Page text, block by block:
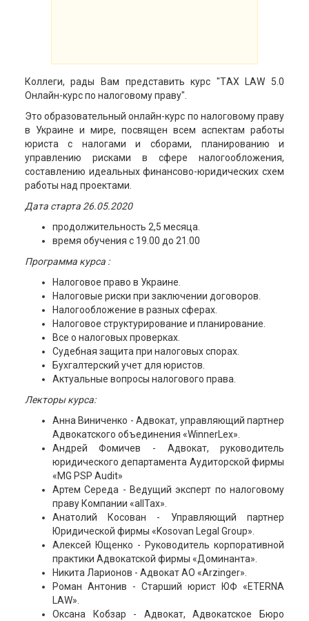
Коллеги, рады Вам представить курс "ТAX LAW 5.0
Онлайн-курс по налоговому праву".
Это образовательный онлайн-курс по налоговому праву
в Украине и мире, посвящен всем аспектам работы
юриста с налогами и сборами, планированию и
управлению рисками в сфере налогообложения,
составлению идеальных финансово-юридических схем
работы над проектами.
Дата старта 26.05.2020
продолжительность 2,5 месяца.
время обучения с 19.00 до 21.00
Программа курса :
Налоговое право в Украине.
Налоговые риски при заключении договоров.
Налогообложение в разных сферах.
Налоговое структурирование и планирование.
Все о налоговых проверках.
Судебная защита при налоговых спорах.
Бухгалтерский учет для юристов.
Актуальные вопросы налогового права.
‍Лекторы курса:
Анна Виниченко - Адвокат, управляющий партнер
Адвокатского объединения «WinnerLex».
Андрей Фомичев - Адвокат, руководитель
юридического департамента Аудиторской фирмы
«MG PSP Audit»
Артем Середа - Ведущий эксперт по налоговому
праву Компании «аllTax».
Анатолий Косован - Управляющий партнер
Юридической фирмы «Kosovan Legal Group».
Алексей Ющенко - Руководитель корпоративной
практики Адвокатской фирмы «Доминанта».
Никита Ларионов - Адвокат АО «Arzinger».
Роман Антонив - Старший юрист ЮФ «ETERNA
LAW».
Оксана Кобзар - Адвокат, Адвокатское Бюро